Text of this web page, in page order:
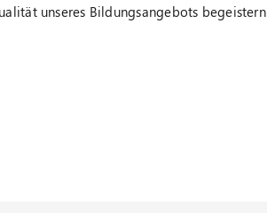
unseres Bildungsangebots begeistern